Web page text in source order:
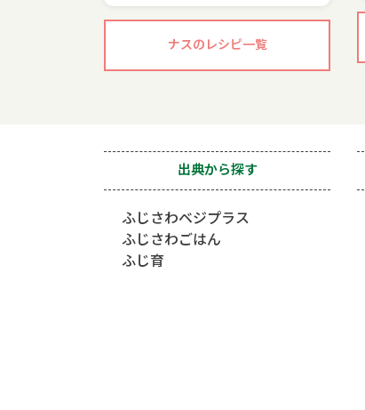
ナスのレシピ一覧
出典から探す
ふじさわベジプラス
ふじさわごはん
ふじ育